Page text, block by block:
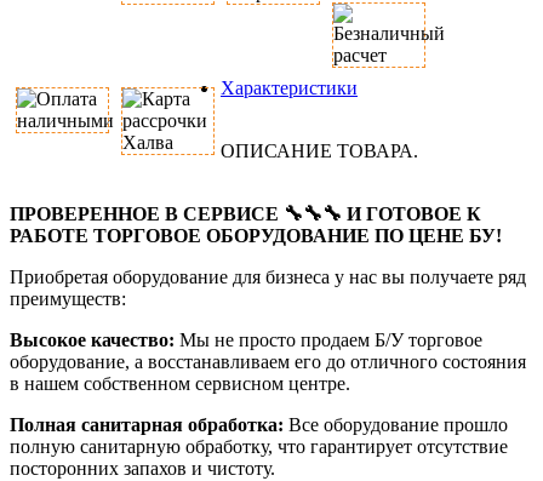
Характеристики
ОПИСАНИЕ ТОВАРА.
ПРОВЕРЕННОЕ В СЕРВИСЕ 🔧🔧🔧 И ГОТОВОЕ К
РАБОТЕ ТОРГОВОЕ ОБОРУДОВАНИЕ ПО ЦЕНЕ БУ!
Приобретая оборудование для бизнеса у нас вы получаете ряд
преимуществ:
Высокое качество: Мы не просто продаем Б/У торговое
оборудование, а восстанавливаем его до отличного состояния
в нашем собственном сервисном центре.
Полная санитарная обработка: Все оборудование прошло
полную санитарную обработку, что гарантирует отсутствие
посторонних запахов и чистоту.